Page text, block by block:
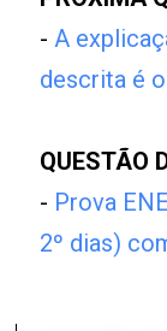
-A
descrita é
QUESTÃO
- Prova
2º dias)